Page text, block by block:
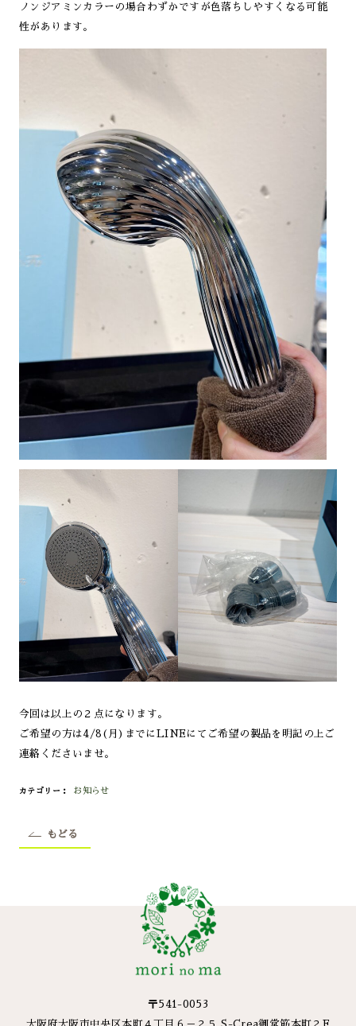
ノンジアミンカラーの場合わずかですが色落ちしやすくなる可能
性があります。
今回は以上の２点になります。
ご希望の方は4/8(月)までにLINEにてご希望の製品を明記の上ご
連絡くださいませ。
カテゴリー お知らせ
もどる
〒541-0053